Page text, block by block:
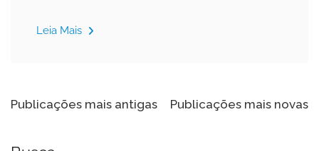
Leia Mais
Navegação
Publicações mais antigas Publicações mais novas